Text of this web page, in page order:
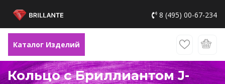
8 (495) 00-67-234
Каталог Изделий
Кольцо с Бриллиантом J-